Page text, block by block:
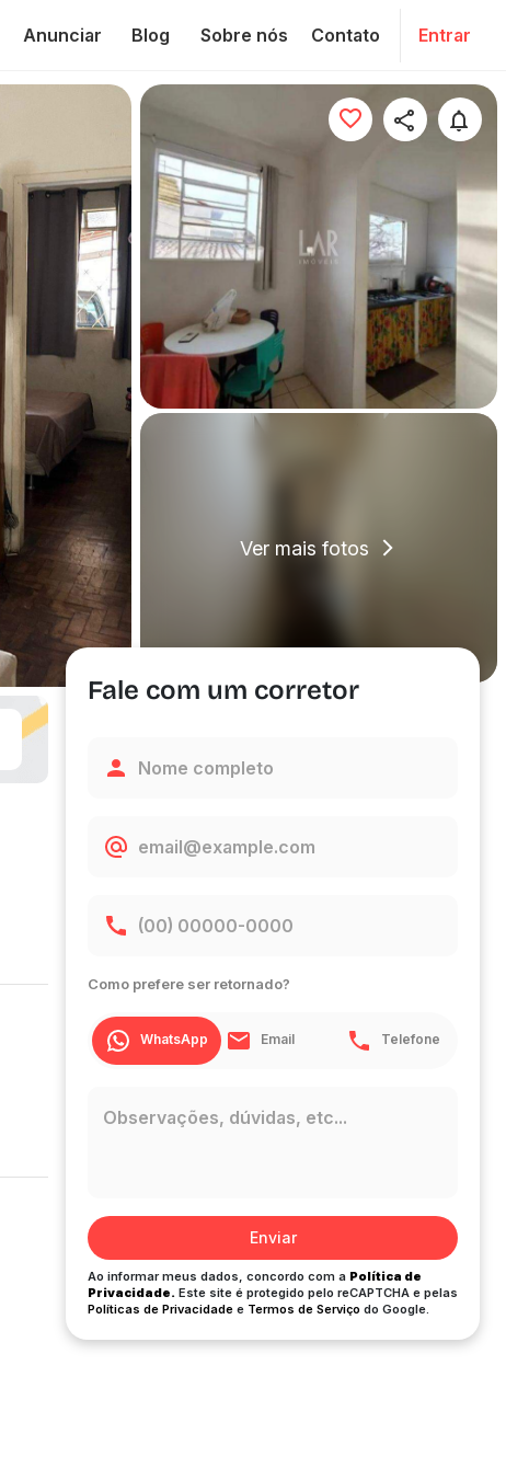
Anunciar Blog Sobre nós Contato Entrar
Ver mais fotos
Fale com um corretor
Como prefere ser retornado?
WhatsApp Email Telefone
Enviar
Ao informar meus dados, concordo com a Política de
Privacidade. Este site é protegido pelo reCAPTCHA e pelas
Políticas de Privacidade e Termos de Serviço do Google.